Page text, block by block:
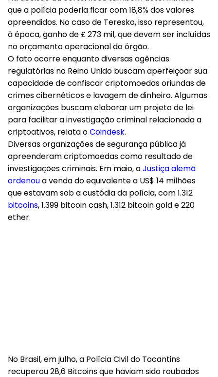
que a polícia poderia ficar com 18,8% dos valores
apreendidos. No caso de Teresko, isso representou,
à época, ganho de £ 273 mil, que devem ser incluídas
no orçamento operacional do órgão.
O fato ocorre enquanto diversas agências
regulatórias no Reino Unido buscam aperfeiçoar sua
capacidade de confiscar criptomoedas oriundas de
crimes cibernéticos e lavagem de dinheiro. Algumas
organizações buscam elaborar um projeto de lei
para facilitar a investigação criminal relacionada a
criptoativos, relata oCoindesk.
Diversas organizações de segurança pública já
apreenderam criptomoedas como resultado de
investigações criminais. Em maio, aJustiça alemã
ordenoua venda do equivalente a US$ 14 milhões
que estavam sob a custódia da polícia, com 1.312
bitcoins, 1.399 bitcoin cash, 1.312 bitcoin gold e 220
ether.
No Brasil, em julho, a Polícia Civil do Tocantins
recuperou 28,6 Bitcoins que haviam sido roubados